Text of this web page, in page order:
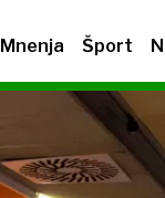
Mnenja Šport